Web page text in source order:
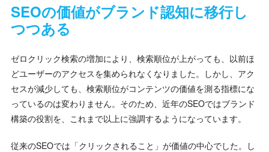
SEOの価値がブランド認知に移行し
つつある
ゼロクリック検索の増加により、検索順位が上がっても、以前ほ
どユーザーのアクセスを集められなくなりました。しかし、アク
セスが減少しても、検索順位がコンテンツの価値を測る指標にな
っているのは変わりません。そのため、近年のSEOではブランド
構築の役割を、これまで以上に強調するようになっています。
従来のSEOでは「クリックされること」が価値の中心でした。し